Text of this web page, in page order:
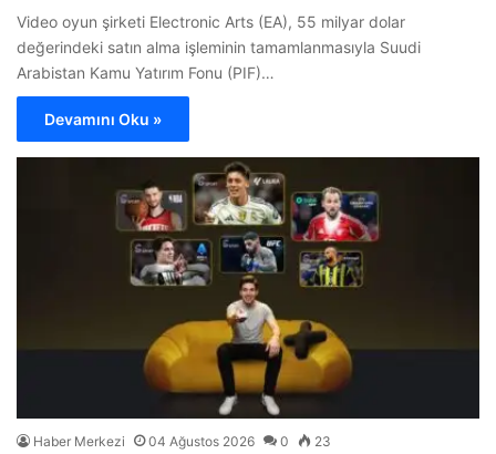
Video oyun şirketi Electronic Arts (EA), 55 milyar dolar
değerindeki satın alma işleminin tamamlanmasıyla Suudi
Arabistan Kamu Yatırım Fonu (PIF)…
Devamını Oku »
Haber Merkezi 04 Ağustos 2026 0 23